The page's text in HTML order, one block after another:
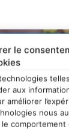
le
aux
améliorer
nous
comportement